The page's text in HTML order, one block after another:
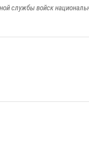
службы войск